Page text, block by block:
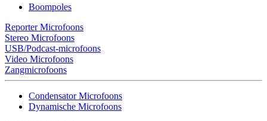
Boompoles
Reporter Microfoons
Stereo Microfoons
USB/Podcast-microfoons
Video Microfoons
Zangmicrofoons
Condensator Microfoons
Dynamische Microfoons